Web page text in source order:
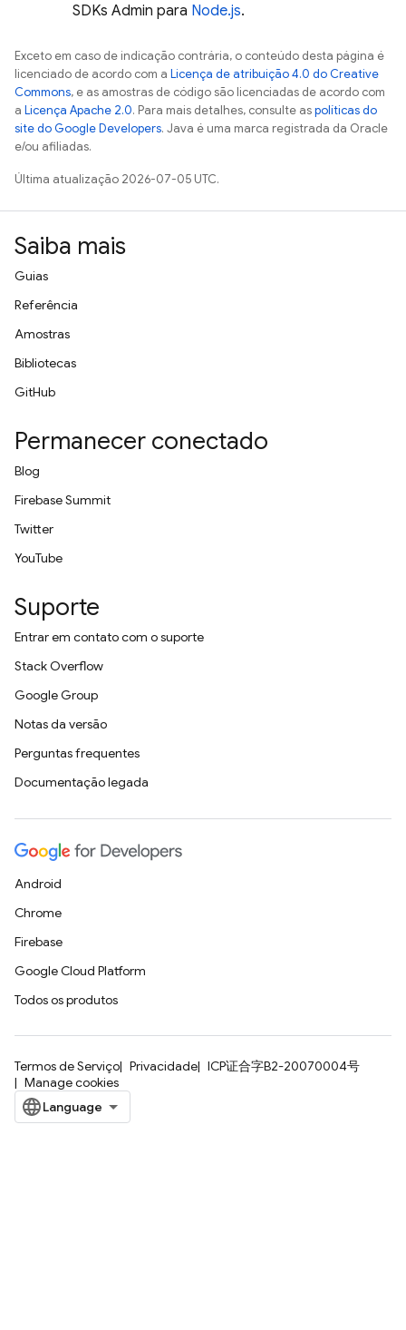
SDKs Admin para Node.js.
Exceto em caso de indicação contrária, o conteúdo desta página é
licenciado de acordo com a Licença de atribuição 4.0 do Creative
Commons, e as amostras de código são licenciadas de acordo com
a Licença Apache 2.0. Para mais detalhes, consulte aspolíticas do
site do Google Developers. Java é uma marca registrada da Oracle
e/ou afiliadas.
Última atualização 2026-07-05 UTC.
Saiba mais
Guias
Referência
Amostras
Bibliotecas
GitHub
Permanecer conectado
Blog
Firebase Summit
Twitter
YouTube
Suporte
Entrar em contato com o suporte
Stack Overflow
Google Group
Notas da versão
Perguntas frequentes
Documentação legada
Android
Chrome
Firebase
Google Cloud Platform
Todos os produtos
Termos de Serviço Privacidade
ICP证合字B2-20070004号
Manage cookies